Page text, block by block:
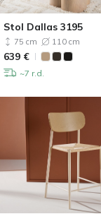
Stol Dallas 3195
75 cm 110 cm
639 €
~7 r.d.